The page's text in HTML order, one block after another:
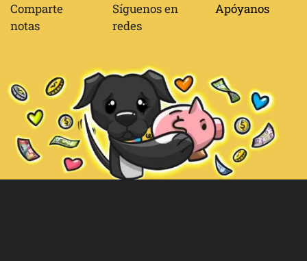
Comparte
notas
Síguenos en
redes
Apóyanos